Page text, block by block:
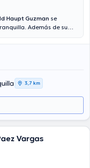
Haupt Guzman se
Además de su
El Dr. tiene numerosos
de diversas
ha intervenido en
lograr tener una
y ha
profesional de la salud
3,7 km
Vargas